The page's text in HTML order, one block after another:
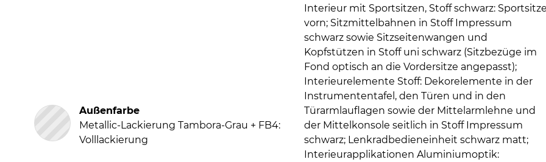
Außenfarbe
Metallic-Lackierung Tambora-Grau + FB4:
Volllackierung
Interieur mit Sportsitzen, Stoff schwarz: Sportsitze
vorn; Sitzmittelbahnen in Stoff Impressum
schwarz sowie Sitzseitenwangen und
Kopfstützen in Stoff uni schwarz (Sitzbezüge im
Fond optisch an die Vordersitze angepasst);
Interieurelemente Stoff: Dekorelemente in der
Instrumententafel, den Türen und in den
Türarmlauflagen sowie der Mittelarmlehne und
der Mittelkonsole seitlich in Stoff Impressum
schwarz; Lenkradbedieneinheit schwarz matt;
Interieurapplikationen Aluminiumoptik: